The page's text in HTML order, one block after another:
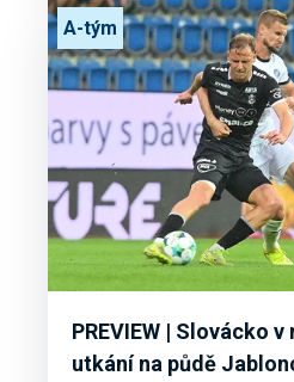
PREVIEW | Slovácko
utkání na půdě
A-tým